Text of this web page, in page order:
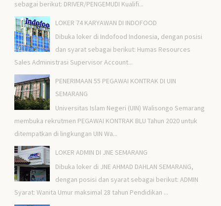
sebagai berikut: DRIVER/PENGEMUDI Kualifi...
LOKER 74 KARYAWAN DI INDOFOOD
Dibuka loker di Indofood Indonesia, dengan posisi
dan syarat sebagai berikut: Humas Resources
Sales Administrasi Supervisor Account...
PENERIMAAN 55 PEGAWAI KONTRAK DI UIN
SEMARANG
Universitas Islam Negeri (UIN) Walisongo Semarang
membuka rekrutmen PEGAWAI KONTRAK BLU Tahun 2020 untuk
ditempatkan di lingkungan UIN Wa...
LOKER ADMIN DI JNE SEMARANG
Dibuka loker di JNE AHMAD DAHLAN SEMARANG,
dengan posisi dan syarat sebagai berikut: ADMIN
Syarat: Wanita Umur maksimal 28 tahun Pendidikan ...